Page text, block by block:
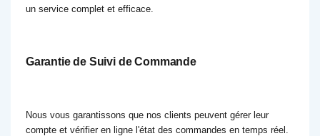
un service complet et efficace.
Garantie de Suivi de Commande
Nous vous garantissons que nos clients peuvent gérer leur
compte et vérifier en ligne l'état des commandes en temps réel.